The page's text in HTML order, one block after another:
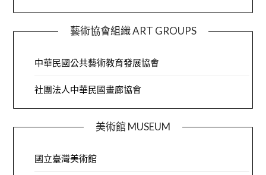
藝術協會組織 ART GROUPS
中華民國公共藝術教育發展協會
社團法人中華民國畫廊協會
美術館 MUSEUM
國立臺灣美術館